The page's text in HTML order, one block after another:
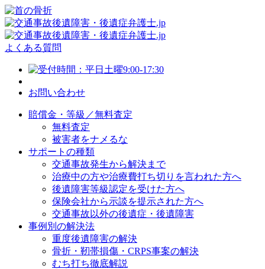
よくある質問
お問い合わせ
賠償金・等級／無料査定
無料査定
被害者をナメるな
サポートの種類
交通事故発生から解決まで
治療中の方や治療費打ち切りを言われた方へ
後遺障害等級認定を受けた方へ
保険会社から示談を提示された方へ
交通事故以外の後遺症・後遺障害
事例別の解決法
重度後遺障害の解決
骨折・靭帯損傷・CRPS事案の解決
むち打ち徹底解説